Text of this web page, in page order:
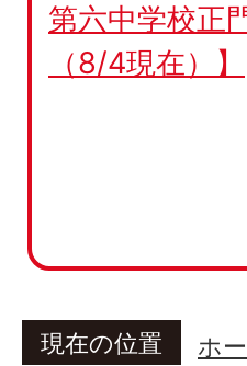
第六中学校正
（8/4現在）】
現在の位置 ホ